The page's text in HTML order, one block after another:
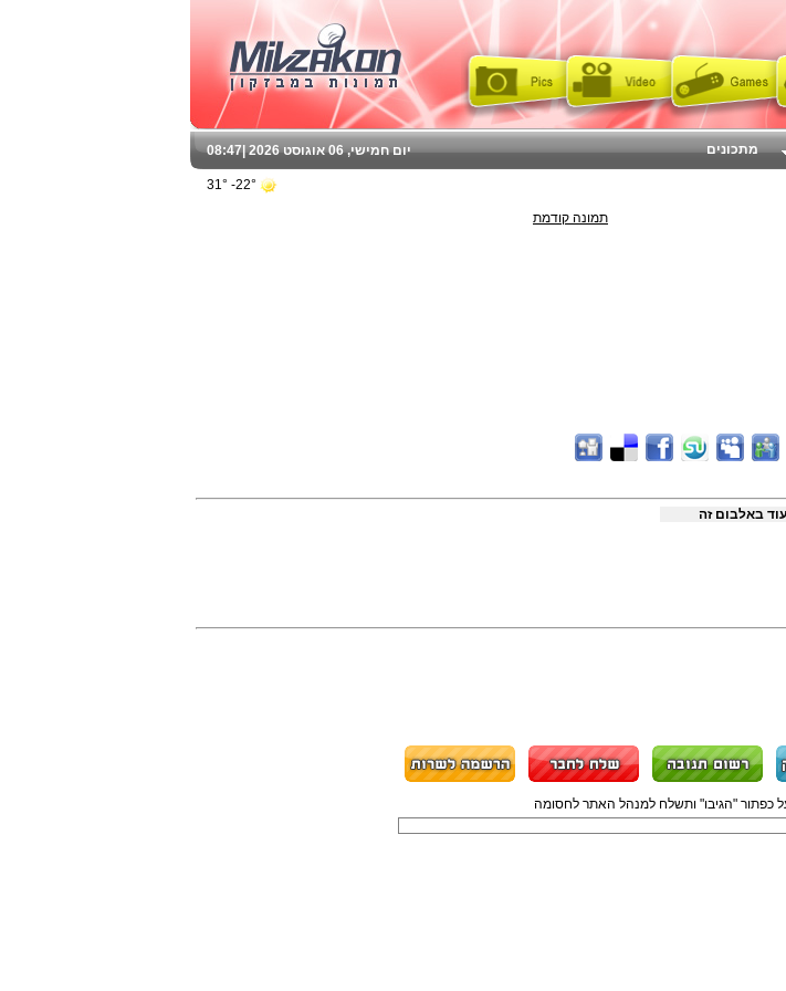
תמונה קודמת
עוד באלבום זה
כפתור "הגיבו" ותשלח למנהל האתר לחסומה
08:47 יום חמישי, 06 אוגוסט 2026 | מתכונים
22°- 31°